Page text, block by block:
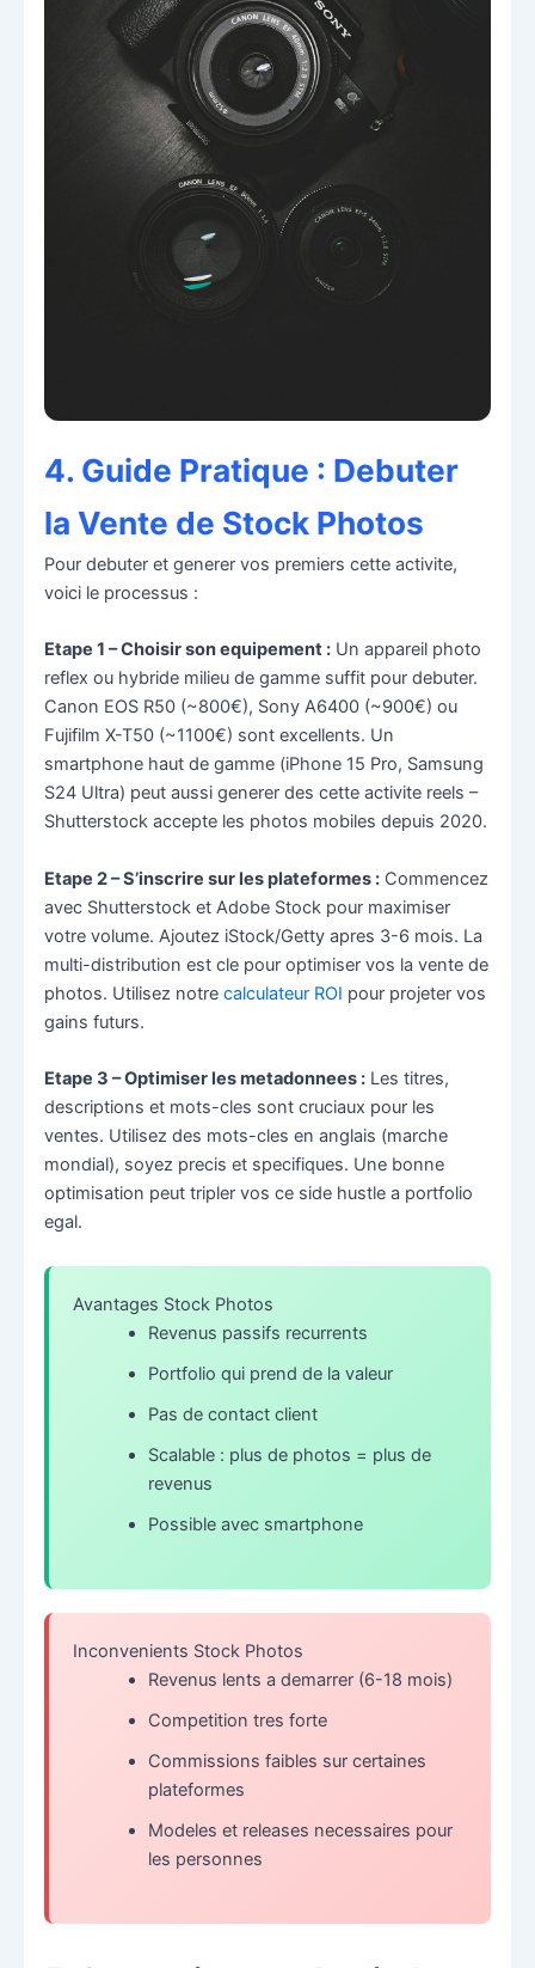
4. Guide Pratique : Debuter
la Vente de Stock Photos
Pour debuter et generer vos premiers cette activite,
voici le processus :
Etape 1 – Choisir son equipement :Un appareil photo
reflex ou hybride milieu de gamme suffit pour debuter.
Canon EOS R50 (~800€), Sony A6400 (~900€) ou
Fujifilm X-T50 (~1100€) sont excellents. Un
smartphone haut de gamme (iPhone 15 Pro, Samsung
S24 Ultra) peut aussi generer des cette activite reels –
Shutterstock accepte les photos mobiles depuis 2020.
Etape 2 – S’inscrire sur les plateformes :Commencez
avec Shutterstock et Adobe Stock pour maximiser
votre volume. Ajoutez iStock/Getty apres 3-6 mois. La
multi-distribution est cle pour optimiser vos la vente de
photos. Utilisez notre calculateur ROI pour projeter vos
gains futurs.
Etape 3 – Optimiser les metadonnees :Les titres,
descriptions et mots-cles sont cruciaux pour les
ventes. Utilisez des mots-cles en anglais (marche
mondial), soyez precis et specifiques. Une bonne
optimisation peut tripler vos ce side hustle a portfolio
egal.
Avantages Stock Photos
Revenus passifs recurrents
Portfolio qui prend de la valeur
Pas de contact client
Scalable : plus de photos = plus de
revenus
Possible avec smartphone
Inconvenients Stock Photos
Revenus lents a demarrer (6-18 mois)
Competition tres forte
Commissions faibles sur certaines
plateformes
Modeles et releases necessaires pour
les personnes